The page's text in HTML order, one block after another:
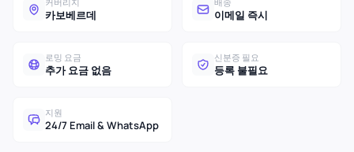
카보베르데 이메일 즉시
로밍 요금
추가 요금 없음
신분증 필요
등록 불필요
지원
24/7 Email & WhatsApp